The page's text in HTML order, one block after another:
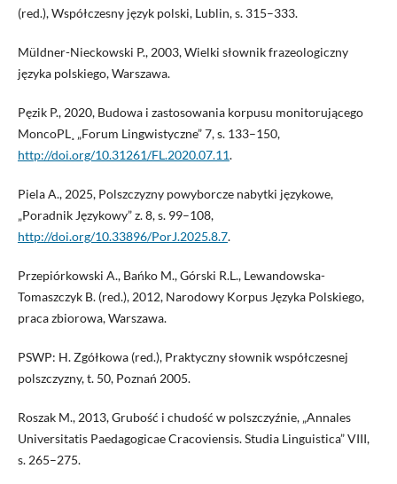
(red.), Współczesny język polski, Lublin, s. 315–333.
Müldner-Nieckowski P., 2003, Wielki słownik frazeologiczny
języka polskiego, Warszawa.
Pęzik P., 2020, Budowa i zastosowania korpusu monitorującego
MoncoPL¸ „Forum Lingwistyczne” 7, s. 133–150,
http://doi.org/10.31261/FL.2020.07.11.
Piela A., 2025, Polszczyzny powyborcze nabytki językowe,
„Poradnik Językowy” z. 8, s. 99–108,
http://doi.org/10.33896/PorJ.2025.8.7.
Przepiórkowski A., Bańko M., Górski R.L., Lewandowska-
Tomaszczyk B. (red.), 2012, Narodowy Korpus Języka Polskiego,
praca zbiorowa, Warszawa.
PSWP: H. Zgółkowa (red.), Praktyczny słownik współczesnej
polszczyzny, t. 50, Poznań 2005.
Roszak M., 2013, Grubość i chudość w polszczyźnie, „Annales
Universitatis Paedagogicae Cracoviensis. Studia Linguistica” VIII,
s. 265–275.